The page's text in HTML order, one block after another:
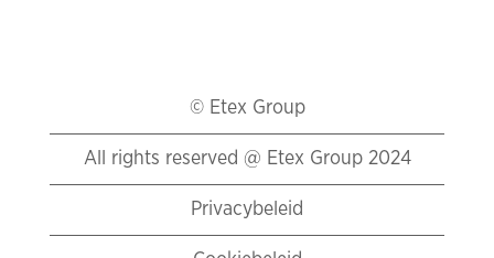
© Etex Group
All rights reserved @ Etex Group 2024
Privacybeleid